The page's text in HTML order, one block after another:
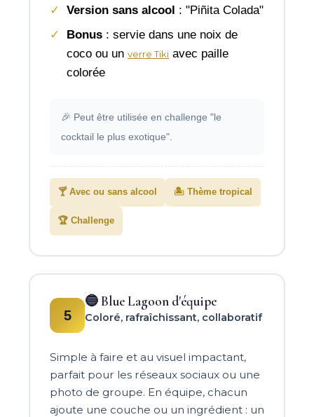
Version sans alcool : "Piñita Colada"
Bonus : servie dans une noix de
coco ou un verre Tiki avec paille
colorée
🎉 Peut être utilisée en challenge "le
cocktail le plus exotique".
🍸 Avec ou sans alcool 🏝️ Thème tropical
🏆 Challenge
5
🔵 Blue Lagoon d'équipe
Coloré, rafraîchissant, collaboratif
Simple à faire et au visuel impactant,
parfait pour les réseaux sociaux ou une
photo de groupe. En équipe, chacun
ajoute une couche ou un ingrédient : un